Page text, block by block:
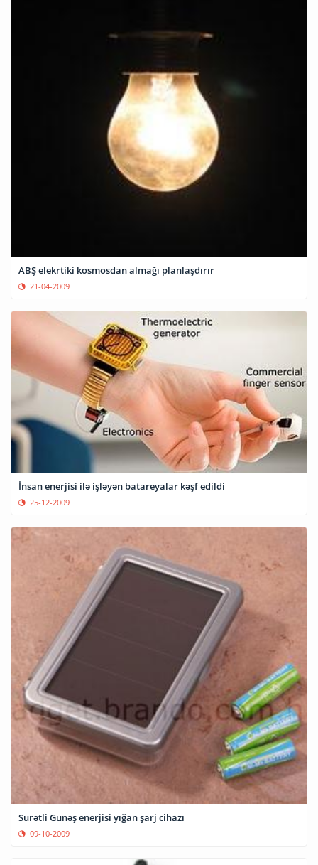
ABŞ elekrtiki kosmosdan almağı planlaşdırır
21-04-2009
İnsan enerjisi ilə işləyən batareyalar kəşf edildi
25-12-2009
Sürətli Günəş enerjisi yığan şarj cihazı
09-10-2009